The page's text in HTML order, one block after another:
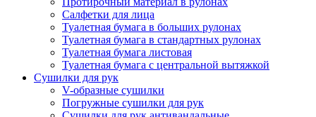
Салфетки для лица
Туалетная бумага в больших рулонах
Туалетная бумага в стандартных рулонах
Туалетная бумага листовая
Туалетная бумага с центральной вытяжкой
Сушилки для рук
V-образные сушилки
Погружные сушилки для рук